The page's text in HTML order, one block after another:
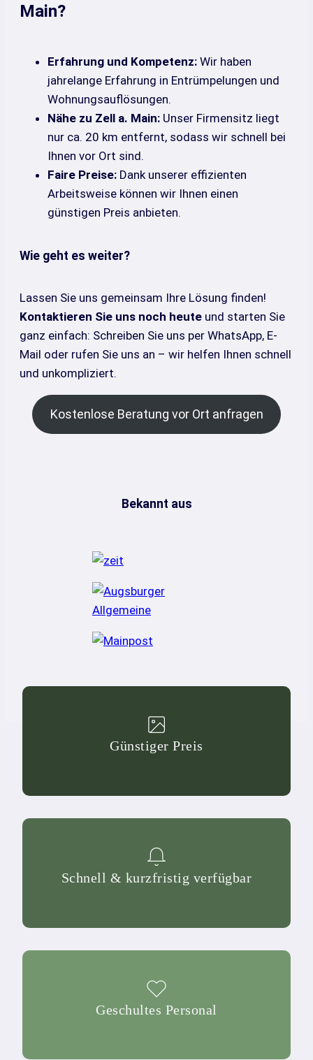
Main?
Erfahrung und Kompetenz: Wir haben
jahrelange Erfahrung in Entrümpelungen und
Wohnungsauflösungen.
Nähe zu Zell a. Main: Unser Firmensitz liegt
nur ca. 20 km entfernt, sodass wir schnell bei
Ihnen vor Ort sind.
Faire Preise: Dank unserer effizienten
Arbeitsweise können wir Ihnen einen
günstigen Preis anbieten.
Wie geht es weiter?
Lassen Sie uns gemeinsam Ihre Lösung finden!
Kontaktieren Sie uns noch heute und starten Sie
ganz einfach: Schreiben Sie uns per WhatsApp, E-
Mail oder rufen Sie uns an – wir helfen Ihnen schnell
und unkompliziert.
Kostenlose Beratung vor Ort anfragen
Bekannt aus
Günstiger Preis
Schnell & kurzfristig verfügbar
Geschultes Personal